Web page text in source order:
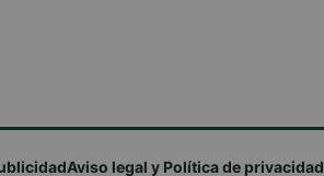
Aviso legal y Política de privacidad